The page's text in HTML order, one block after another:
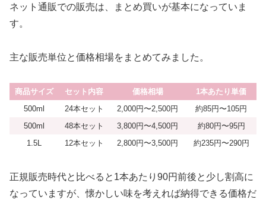
ネット通販での販売は、まとめ買いが基本になっていま
す。
主な販売単位と価格相場をまとめてみました。
商品サイズ セット内容 価格相場
1本あたり単価
500ml
24本セット 2,000円〜2,500円
約85円〜105円
500ml
48本セット 3,800円〜4,500円
約80円〜95円
1.5L
12本セット 2,800円〜3,500円 約235円〜290円
正規販売時代と比べると1本あたり90円前後と少し割高に
なっていますが、懐かしい味を考えれば納得できる価格だ